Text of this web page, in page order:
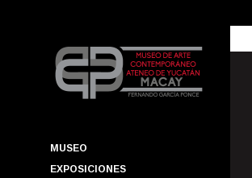
MUSEO
EXPOSICIONES